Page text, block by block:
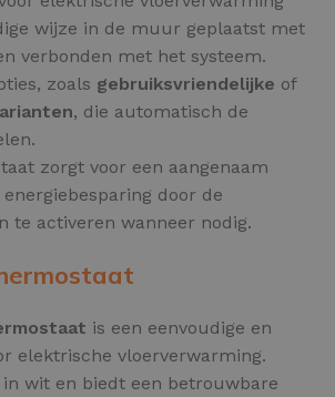
wijze in de muur geplaatst met
verbonden met het systeem.
zoals gebruiksvriendelijke of
, die automatisch de
zorgt voor een aangenaam
door de
te activeren wanneer nodig.
is een eenvoudige en
elektrische vloerverwarming.
wit en biedt een betrouwbare